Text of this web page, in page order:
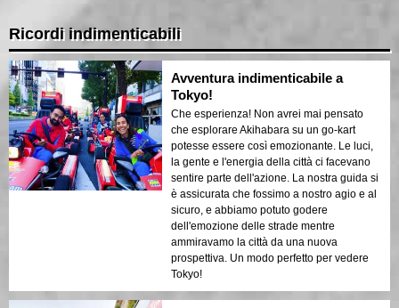
Ricordi indimenticabili
Avventura indimenticabile a
Tokyo!
Che esperienza! Non avrei mai pensato
che esplorare Akihabara su un go-kart
potesse essere così emozionante. Le luci,
la gente e l'energia della città ci facevano
sentire parte dell'azione. La nostra guida si
è assicurata che fossimo a nostro agio e al
sicuro, e abbiamo potuto godere
dell'emozione delle strade mentre
ammiravamo la città da una nuova
prospettiva. Un modo perfetto per vedere
Tokyo!